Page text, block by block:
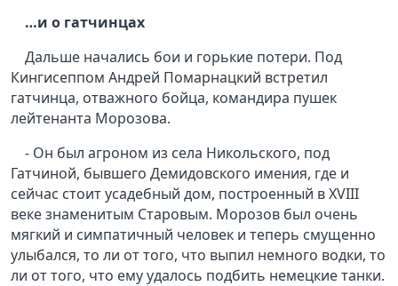
…и о гатчинцах
Дальше начались бои и горькие потери. Под
Кингисеппом Андрей Помарнацкий встретил
гатчинца, отважного бойца, командира пушек
лейтенанта Морозова.
- Он был агроном из села Никольского, под
Гатчиной, бывшего Демидовского имения, где и
сейчас стоит усадебный дом, построенный в XVIII
веке знаменитым Старовым. Морозов был очень
мягкий и симпатичный человек и теперь смущенно
улыбался, то ли от того, что выпил немного водки, то
ли от того, что ему удалось подбить немецкие танки.